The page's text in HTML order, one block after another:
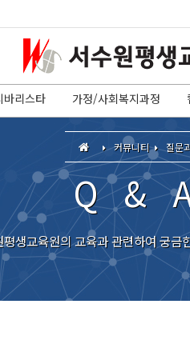
바리스타 가정/사회복지과정
커뮤니티 질문
Q &
평생교육원의 교육과 관련하여 궁금